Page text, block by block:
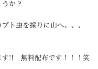
か？
ト虫を採りに山へ、、、
す!! 無料配布です！！！笑